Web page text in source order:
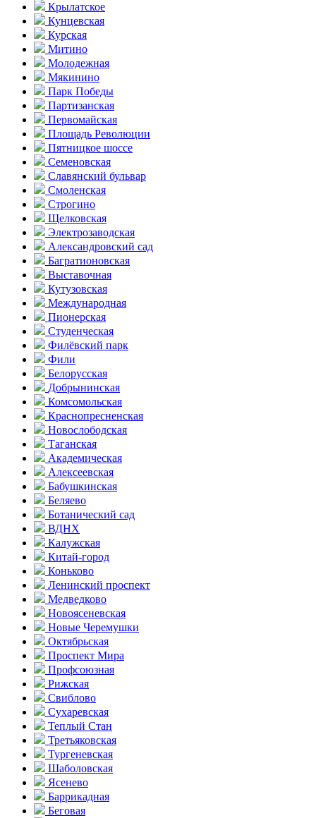
Крылатское
Кунцевская
Курская
Митино
Молодежная
Мякинино
Парк Победы
Партизанская
Первомайская
Площадь Революции
Пятницкое шоссе
Семеновская
Славянский бульвар
Смоленская
Строгино
Щелковская
Электро­заводская
Александ­ровский сад
Багратионовская
Выставочная
Кутузовская
Международная
Пионерская
Студенческая
Филёвский парк
Фили
Белорусская
Добрынинская
Комсо­мольская
Краснопресненская
Новослободская
Таганская
Академическая
Алексеевская
Бабушкинская
Беляево
Ботанический сад
ВДНХ
Калужская
Китай-город
Коньково
Ленинский проспект
Медведково
Новоясе­невская
Новые Черемушки
Октябрьская
Проспект Мира
Профсоюзная
Рижская
Свиблово
Сухаревская
Теплый Стан
Третьяковская
Тургеневская
Шаболовская
Ясенево
Баррикадная
Беговая